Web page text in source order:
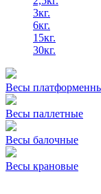
3кг.
6кг.
15кг.
30кг.
Весы
Весы паллетные
Весы балочные
Весы крановые